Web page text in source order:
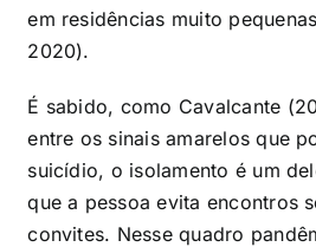
em residências muito
2020).
É sabido, como Cavalcante
entre os sinais amarelos que
suicídio, o isolamento é um
que a pessoa evita encontros
convites. Nesse quadro